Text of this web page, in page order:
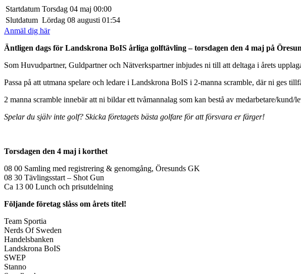
Startdatum Torsdag 04 maj 00:00
Slutdatum Lördag 08 augusti 01:54
Anmäl dig här
Äntligen dags för Landskrona BoIS årliga golftävling – torsdagen den 4 maj på
Som Huvudpartner, Guldpartner och Nätverkspartner inbjudes ni till att deltaga i årets
Passa på att utmana spelare och ledare i Landskrona BoIS i 2-manna scramble, där ni ges
2 manna scramble innebär att ni bildar ett tvåmannalag som kan bestå av medarbetare/
Spelar du själv inte golf? Skicka företagets bästa golfare för att försvara er färger!
Torsdagen den 4 maj i korthet
08 00 Samling med registrering & genomgång, Öresunds GK
08 30 Tävlingsstart – Shot Gun
Ca 13 00 Lunch och prisutdelning
Följande företag slåss om årets titel!
Team Sportia
Nerds Of Sweden
Handelsbanken
Landskrona BoIS
SWEP
Stanno